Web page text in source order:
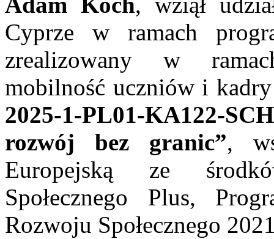
Cyprze w ramach
zrealizowany w
mobilność uczniów i
2025-1-PL01-KA122-
rozwój bez granic”,
Europejską ze
Społecznego Plus,
Rozwoju Społecznego